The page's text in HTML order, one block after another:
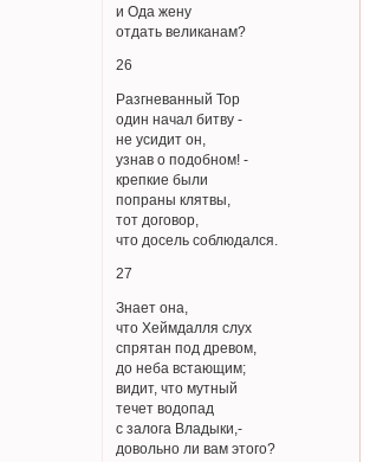
и Ода жену
отдать великанам?
26
Разгневанный Тор
один начал битву -
не усидит он,
узнав о подобном! -
крепкие были
попраны клятвы,
тот договор,
что досель соблюдался.
27
Знает она,
что Хеймдалля слух
спрятан под древом,
до неба встающим;
видит, что мутный
течет водопад
с залога Владыки,-
довольно ли вам этого?